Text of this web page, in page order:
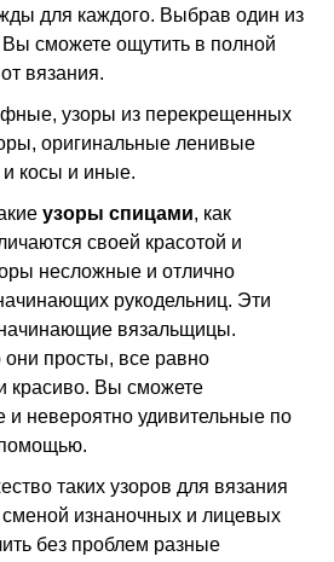
для каждого. Выбрав один из
сможете ощутить в полной
вязания.
узоры из перекрещенных
оригинальные ленивые
косы и иные.
узоры спицами, как
своей красотой и
несложные и отлично
рукодельниц. Эти
вязальщицы.
они просты, все равно
красиво. Вы сможете
невероятно удивительные по
помощью.
таких узоров для вязания
изнаночных и лицевых
без проблем разные